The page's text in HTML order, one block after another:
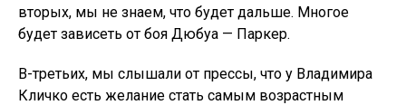
вторых, мы не знаем, что будет дальше. Многое
будет зависеть от боя Дюбуа — Паркер.
В-третьих, мы слышали от прессы, что у Владимира
Кличко есть желание стать самым возрастным